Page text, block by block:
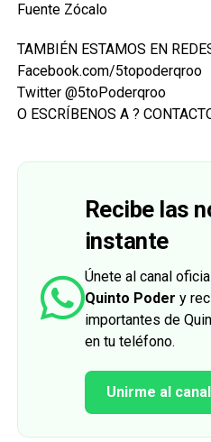
Fuente Zócalo
TAMBIÉN ESTAMOS EN
Facebook.com/5topoderqroo
Twitter @5toPoderqroo
O ESCRÍBENOS A ?
Recibe las
instante
Únete al canal
Quinto Poder y
importantes de
en tu teléfono.
Unirme al